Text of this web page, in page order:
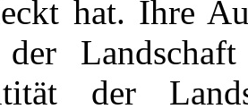
hat. Ihre
der